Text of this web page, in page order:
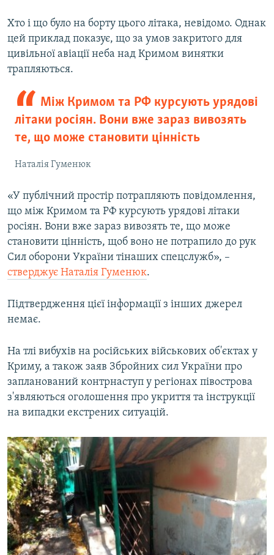
Хто і що було на борту цього літака, невідомо. Однак
цей приклад показує, що за умов закритого для
цивільної авіації неба над Кримом винятки
трапляються.
Між Кримом та РФ курсують урядові
літаки росіян. Вони вже зараз вивозять
те, що може становити цінність
Наталія Гуменюк
«У публічний простір потрапляють повідомлення,
що між Кримом та РФ курсують урядові літаки
росіян. Вони вже зараз вивозять те, що може
становити цінність, щоб воно не потрапило до рук
Сил оборони України тінаших спецслужб», –
стверджує Наталія Гуменюк.
Підтвердження цієї інформації з інших джерел
немає.
На тлі вибухів на російських військових об'єктах у
Криму, а також заяв Збройних сил України про
запланований контрнаступ у регіонах півострова
з'являються оголошення про укриття та інструкції
на випадки екстрених ситуацій.